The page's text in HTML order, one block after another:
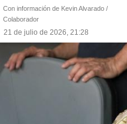
Con información de Kevin Alvarado /
Colaborador
21 de julio de 2026, 21:28